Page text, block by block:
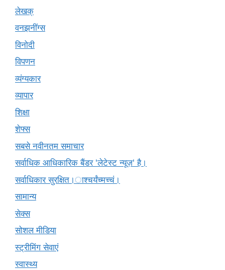
लेखक्
वनझनींग्स
विनोदी
विपणन
व्यंग्यकार
व्यापार
शिक्षा
शेफ्स
सबसे नवीनतम समाचार
सर्वाधिक आधिकारिक बैंडर 'लेटेस्ट न्यूज़' है।
सर्वाधिकार सुरक्षित।ाश्चर्यंच्मच्चं।
सामान्य
सेक्स
सोशल मीडिया
स्ट्रीमिंग सेवाएं
स्वास्थ्य